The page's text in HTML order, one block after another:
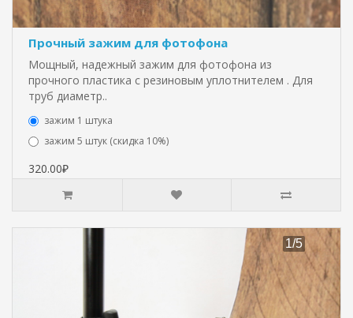
Прочный зажим для фотофона
Мощный, надежный зажим для фотофона из
прочного пластика с резиновым уплотнителем . Для
труб диаметр..
зажим 1 штука
зажим 5 штук (скидка 10%)
320.00₽